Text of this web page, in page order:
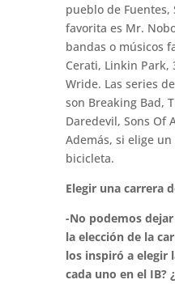
pueblo de Fuentes,
favorita es Mr.
bandas o músicos
Cerati, Linkin Park,
Wride. Las series
son Breaking Bad,
Daredevil, Sons Of
Además, si elige
bicicleta.
Elegir una carrera
-No podemos
la elección de la
los inspiró a elegir
cada uno en el IB?